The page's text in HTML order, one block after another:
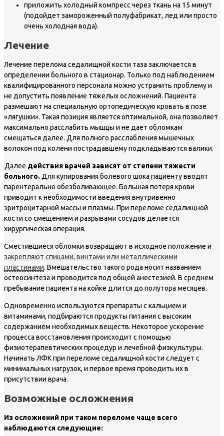
приложить холодный компресс через ткань на 15 минут
(подойдет замороженный полуфабрикат, лед или просто
очень холодная вода).
Лечение
Лечение перелома седалищной кости таза заключается в
определении больного в стационар. Только под наблюдением
квалифицированного персонала можно устранить проблему и
не допустить появление тяжелых осложнений. Пациента
размешают на специальную ортопедическую кровать в позе
«лягушки». Такая позиция является оптимальной, она позволяет
максимально расслабить мышцы и не дает обломкам
смещаться далее. Для полного расслабления мышечных
волокон под колени пострадавшему подкладываются валики.
Далее действия врачей зависят от степени тяжести
больного. Для купирования болевого шока пациенту вводят
парентерально обезболивающее. Большая потеря крови
приводит к необходимости введения внутривенно
эритроцитарной массы и плазмы. При переломе седалищной
кости со смещением и разрывами сосудов делается
хирургическая операция.
Сместившиеся обломки возвращают в исходное положение и
закрепляют спицами, винтами или металлическими
пластинами. Вмешательство такого рода носит названием
остеосинтеза и проводится под общей анестезией. В среднем
пребывание пациента на койке длится до полутора месяцев.
Одновременно используются препараты с кальцием и
витаминами, подбираются продукты питания с высоким
содержанием необходимых веществ. Некоторое ускорение
процесса восстановления происходит с помощью
физиотерапевтических процедур и лечебной физкультуры.
Начинать ЛФК при переломе седалищной кости следует с
минимальных нагрузок, и первое время проводить их в
присутствии врача.
Возможные осложнения
Из осложнений при таком переломе чаще всего
наблюдаются следующие: